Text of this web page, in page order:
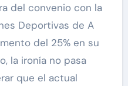
del convenio con la
Deportivas de A
del 25% en su
la ironía no pasa
que el actual